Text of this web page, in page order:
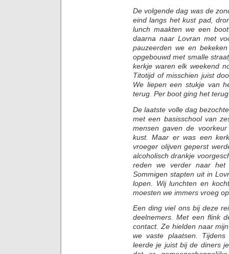
De volgende dag was de
eind langs het kust pad,
lunch maakten we een
daarna naar Lovran met
pauzeerden we en
opgebouwd met smalle
kerkje waren elk weekend
Titotijd of misschien juist
We liepen een stukje van
terug. Per boot ging het
De laatste volle dag
met een basisschool van
mensen gaven de
kust. Maar er was een
vroeger olijven geperst
alcoholisch drankje
reden we verder naar het
Sommigen stapten uit in
lopen. Wij lunchten en
moesten we immers vroeg
Een ding viel ons bij deze
deelnemers. Met een flink
contact. Ze hielden naar
we vaste plaatsen.
leerde je juist bij de diners